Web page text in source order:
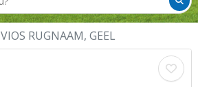
VIOS RUGNAAM, GEEL